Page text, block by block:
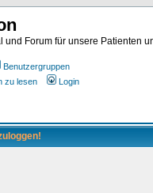
Forum für unsere Patienten
Benutzergruppen
zu lesen Login